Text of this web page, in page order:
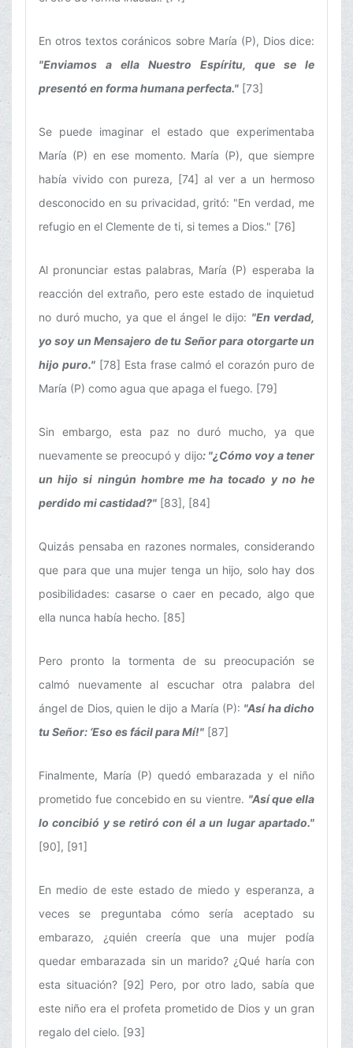
En otros textos coránicos sobre María (P), Dios dice:
"Enviamos a ella Nuestro Espíritu, que se le
presentó en forma humana perfecta." [73]
Se puede imaginar el estado que experimentaba
María (P) en ese momento. María (P), que siempre
había vivido con pureza, [74] al ver a un hermoso
desconocido en su privacidad, gritó: "En verdad, me
refugio en el Clemente de ti, si temes a Dios." [76]
Al pronunciar estas palabras, María (P) esperaba la
reacción del extraño, pero este estado de inquietud
no duró mucho, ya que el ángel le dijo: "En verdad,
yo soy un Mensajero de tu Señor para otorgarte un
hijo puro." [78] Esta frase calmó el corazón puro de
María (P) como agua que apaga el fuego. [79]
Sin embargo, esta paz no duró mucho, ya que
nuevamente se preocupó y dijo: "¿Cómo voy a tener
un hijo si ningún hombre me ha tocado y no he
perdido mi castidad?" [83], [84]
Quizás pensaba en razones normales, considerando
que para que una mujer tenga un hijo, solo hay dos
posibilidades: casarse o caer en pecado, algo que
ella nunca había hecho. [85]
Pero pronto la tormenta de su preocupación se
calmó nuevamente al escuchar otra palabra del
ángel de Dios, quien le dijo a María (P): "Así ha dicho
tu Señor: ‘Eso es fácil para Mí!" [87]
Finalmente, María (P) quedó embarazada y el niño
prometido fue concebido en su vientre. "Así que ella
lo concibió y se retiró con él a un lugar apartado."
[90], [91]
En medio de este estado de miedo y esperanza, a
veces se preguntaba cómo sería aceptado su
embarazo, ¿quién creería que una mujer podía
quedar embarazada sin un marido? ¿Qué haría con
esta situación? [92] Pero, por otro lado, sabía que
este niño era el profeta prometido de Dios y un gran
regalo del cielo. [93]